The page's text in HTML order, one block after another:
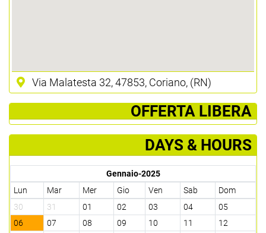
Via Malatesta 32, 47853, Coriano, (RN)
­ OFFERTA LIBERA
DAYS & HOURS
Gennaio-2025
Lun
Mar Mer Gio Ven Sab
Dom
30
31 01 02 03 04
05
06
07 08 09 10 11
12